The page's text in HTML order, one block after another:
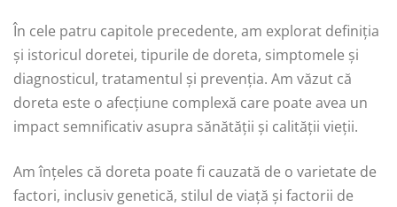
În cele patru capitole precedente, am explorat definiția
și istoricul doretei, tipurile de doreta, simptomele și
diagnosticul, tratamentul și prevenția. Am văzut că
doreta este o afecțiune complexă care poate avea un
impact semnificativ asupra sănătății și calității vieții.
Am înțeles că doreta poate fi cauzată de o varietate de
factori, inclusiv genetică, stilul de viață și factorii de